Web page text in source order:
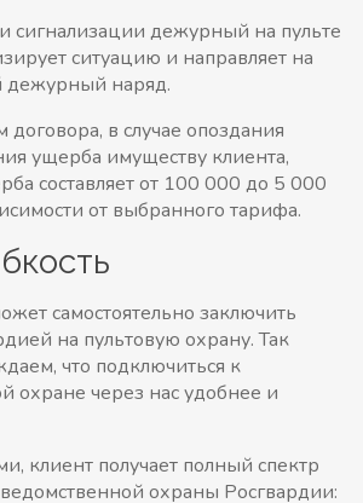
сигнализации дежурный на пульте
ситуацию и направляет на
дежурный наряд.
договора, в случае опоздания
ущерба имуществу клиента,
составляет от 100 000 до 5 000
от выбранного тарифа.
самостоятельно заключить
на пультовую охрану. Так
что подключиться к
охране через нас удобнее и
клиент получает полный спектр
охраны Росгвардии: